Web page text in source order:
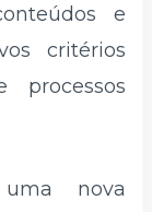
e
critérios
processos
nova